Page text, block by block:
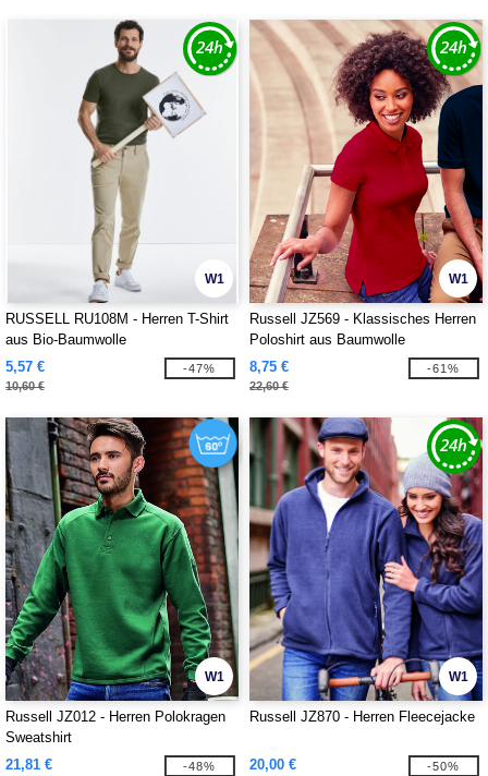
W1
RUSSELL RU108M - Herren T-Shirt
aus Bio-Baumwolle
5,57 €
10,60 €
-47%
W1
Russell JZ569 - Klassisches Herren
Poloshirt aus Baumwolle
8,75 €
22,60 €
-61%
W1
Russell JZ012 - Herren Polokragen
Sweatshirt
21,81 €
-48%
W1
Russell JZ870 - Herren Fleecejacke
20,00 € -50%